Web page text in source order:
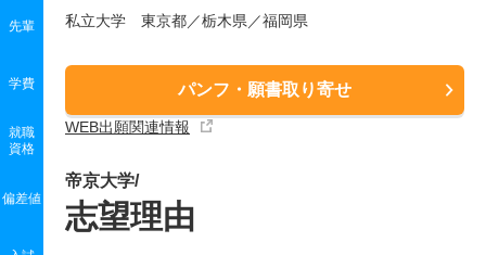
私立大学 東京都／栃木県／福岡県
パンフ・願書取り寄せ
WEB出願関連情報
先輩
学費
就職
資格
偏差値
帝京大学/
志望理由